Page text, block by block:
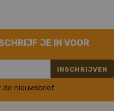
JE IN VOOR
INSCHRIJVEN
de nieuwsbrief